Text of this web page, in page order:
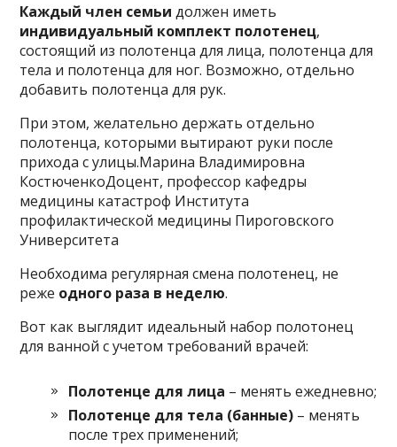
Каждый член семьи должен иметь
индивидуальный комплект полотенец,
состоящий из полотенца для лица, полотенца для
тела и полотенца для ног. Возможно, отдельно
добавить полотенца для рук.
При этом, желательно держать отдельно
полотенца, которыми вытирают руки после
прихода с улицы.Марина Владимировна
КостюченкоДоцент, профессор кафедры
медицины катастроф Института
профилактической медицины Пироговского
Университета
Необходима регулярная смена полотенец, не
реже одного раза в неделю.
Вот как выглядит идеальный набор полотонец
для ванной с учетом требований врачей:
Полотенце для лица – менять ежедневно;
Полотенце для тела (банные) – менять
после трех применений;